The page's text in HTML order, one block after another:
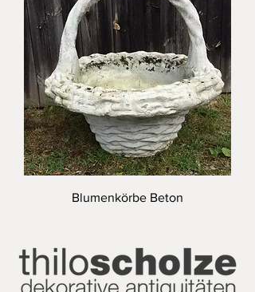
Blumenkörbe Beton